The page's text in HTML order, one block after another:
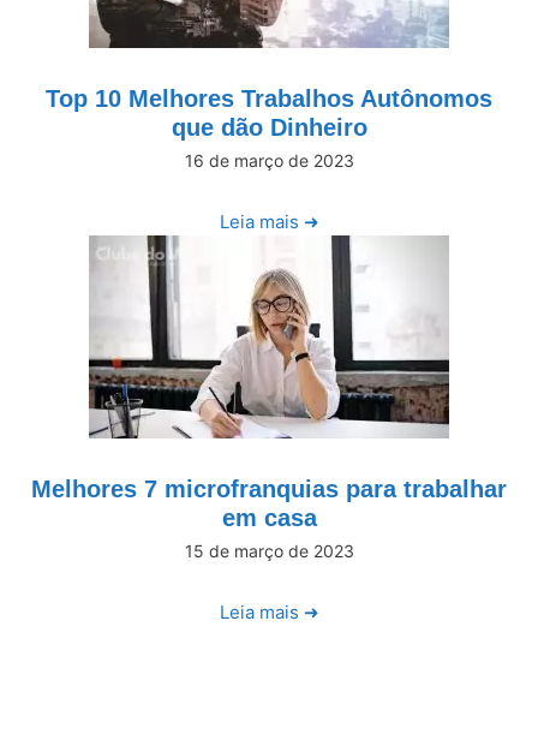
Top 10 Melhores Trabalhos Autônomos
que dão Dinheiro
16 de março de 2023
Leia mais ➜
Melhores 7 microfranquias para trabalhar
em casa
15 de março de 2023
Leia mais ➜